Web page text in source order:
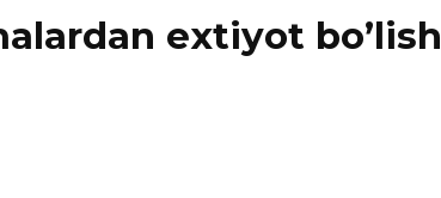
extiyot bo’lish